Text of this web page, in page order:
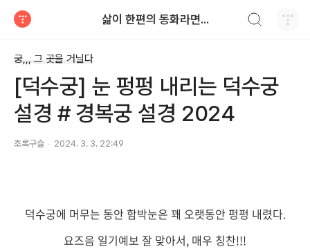
삶이 한편의 동화라면...
궁,,, 그 곳을 거닐다
[덕수궁] 눈 펑펑 내리는 덕수궁
설경 # 경복궁 설경 2024
초록구슬 2024. 3. 3. 22:49
덕수궁에 머무는 동안 함박눈은 꽤 오랫동안 펑펑 내렸다.
요즈음 일기예보 잘 맞아서, 매우 칭찬!!!